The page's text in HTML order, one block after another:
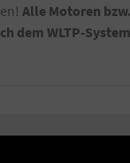
Alle Motoren
dem WLTP-